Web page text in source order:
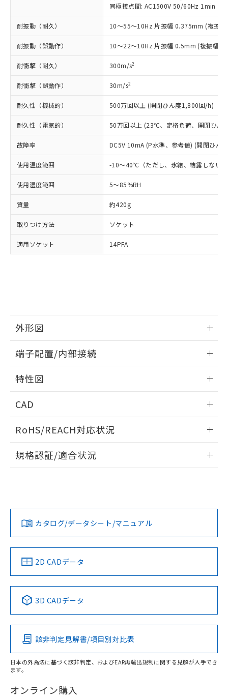
同極接点間: AC1500V 50/60Hz 1min
耐振動（耐久） 10～55～10Hz 片振幅 0.375mm (複振
耐振動（誤動作） 10～22～10Hz 片振幅 0.5mm (複振幅
耐衝撃（耐久） 300m/s2
耐衝撃（誤動作） 30m/s2
耐久性（機械的） 500万回以上 (開閉ひん度1,800回/h)
耐久性（電気的） 50万回以上 (23℃、定格負荷、開閉ひん
故障率 DC5V 10mA (P水準、参考値) (開閉ひん
使用温度範囲 -10～40℃（ただし、氷結、結露しない
使用湿度範囲 5～85%RH
質量 約420g
取りつけ方法 ソケット
適用ソケット 14PFA
外形図
外形図
端子配置/内部接続
端子配置/内部接続
特性図
電気的寿命曲線
CAD
ドすることができます。
ログイン/会員登録
ダウンロードデータをご利用いただく前に、以下を必ずお読
みください。
ソフトウェアの使用条件
RoHS/REACH対応状況
EU RoHS 注意事項・凡例
対応済み
中国 RoHS 注意事項・凡例
Pb Hg Cd Cr(VI)
O
在庫等で未対応品が混在する可能性があります。
規格認証/適合状況
LR型式承認
（イギリス
船舶規格）
DNV型式承認
（ノルウェー
BV型式承認
（フランス
KR型式
（韓国
No No No No
この製品の規格認証/適合状況ページへ
その他の認証はこちらのページからご検索ください
カタログ/データシート/マニュアル
2D CADデータ
3D CADデータ
該非判定見解書/項目別対比表
日本の外為法に基づく該非判定、およびEAR再輸出規制に関する見解が入手でき
ます。
オンライン購入
記載している更新日時点での社内デー
覧された時点での実際の在庫および標
準価格とは異なる場合があることをご
正式な納期状況および標準価格はお客
様のお取引先、またはお客様担当のオ
ムロン制御機器販売店・当社販売員に
ご相談ください。
オムロン制御機器販売店や当社販売拠
販売ネットワーク
」をご確認
ください。
在庫状況および標準価格結果を当社の
事前の承諾なく第三者に漏洩または開
マイパーツ機能（部品リスト作成サー
ビス）をご利用いただくには、I-Web
お客様が当ウェブサイト上で当社にご
登録された部品リストについて、当社
および当社の共同利用者が、当社の製
品・サービスに関するお客様との取
引・商談に必要な範囲で利用すること
*EU RoHS指令（10物質）：
鉛(Pb) 1000ppm以下、 水銀(Hg) 1000ppm以下、 カド
ミウム(Cd) 100ppm以下、
六価クロム(Cr(Ⅵ)) 1000ppm以下、ポリ臭化ビフェニル
類(PBB) 1000ppm以下、ポリ臭化ジフェニルエーテル類
(PBDE) 1000ppm以下、フタル酸ビス(2-エチルヘキシ
ル) (DEHP)(別名：DOP) 1000ppm以下、フタル酸ブチ
ルベンジル（BBP） 1000ppm以下、フタル酸ジブチル
（DBP） 1000ppm以下、フタル酸ジイソブチル
(DIBP) 1000ppm以下
但し、RoHS指令で産業用監視および制御機器に対する
フタル酸エステル類の４物質については閾値を超える意
図的な使用がないことを確認しています。
部品在庫の切り替え状況などにより、予定
月が前後することがあります。
※3 非含有証明書ダウンロード
下記の非含有証明書をダウンロードするこ
ものではありません。
また、RoHS指令のフタル酸エステル類４
荷製品に未対応品が混在することから備考
欄に対応日を記載しておりました。
既に当社にて対応品への在庫切替を完了
していることから、特段のことがない限
り、2022年1月12日より割愛しておりま
*中国RoHS10物質の基準値 (GB/T26572)：
Cr(Ⅵ)(六価クロム) : 1000ppm、 PBBs(ポリ臭化ビフェ
ニル類) : 1000ppm、 PBDEs(ポリ臭化ジフェニルエーテ
ル類) : 1000ppm、
DBP(フタル酸ジブチル) : 1000ppm、 DIBP(フタル酸ジ
イソブチル) : 1000ppm、 BBP(フタル酸ブチルベンジ
ル) : 1000ppm、
DEHP(フタル酸ビス(2-エチルヘキシル)) : 1000ppm
※2 環境保護使用期限
「ｅ」：有害物質（10物質）のすべてが基
準値以下であることを示します。
「10」：通常の使用状況下において有害物
質が外部に漏えいし、環境に深刻な影響を
及ぼさない年数を意味します。
「－」：未確認です。当社販売部門へお問
（以下｢規制貨物等」という）を輸出
または国外への提供する場合は、日本
国政府の輸出許可(または役務取引許
可)を取得するなどの必要な手続きを
とります。
当社は規制貨物を破棄する場合は、完
全に破砕するなど、違法に輸出されな
いよう必要な手段を講じます。
当社は貴社製品を、核兵器、ミサイ
ル、化学兵器、生物兵器またはその他
武器並びにこれらの製造装置等に一切
使用いたしません。
当社は、貴社製品を第三者に販売する
場合は、上記1、2および3の内容を当
該第三者に通知します。また当社は、
販売先および販売に係わる関係者が違
法に輸出するおそれがある場合は、取
り引きをいたしません。
合意する キャンセル
号
一定数以上の在庫あり
△ 一定数には満たないが在庫あり
－
在庫なし(最新の在庫状況につ
いては、お客様のお取引先、ま
たはお客様担当のオムロン制御
機器販売店・当社販売員にご確
認ください)
白
情報を公開していない機種